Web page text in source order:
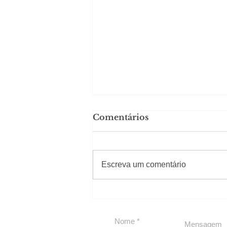
Comentários
Escreva um comentário